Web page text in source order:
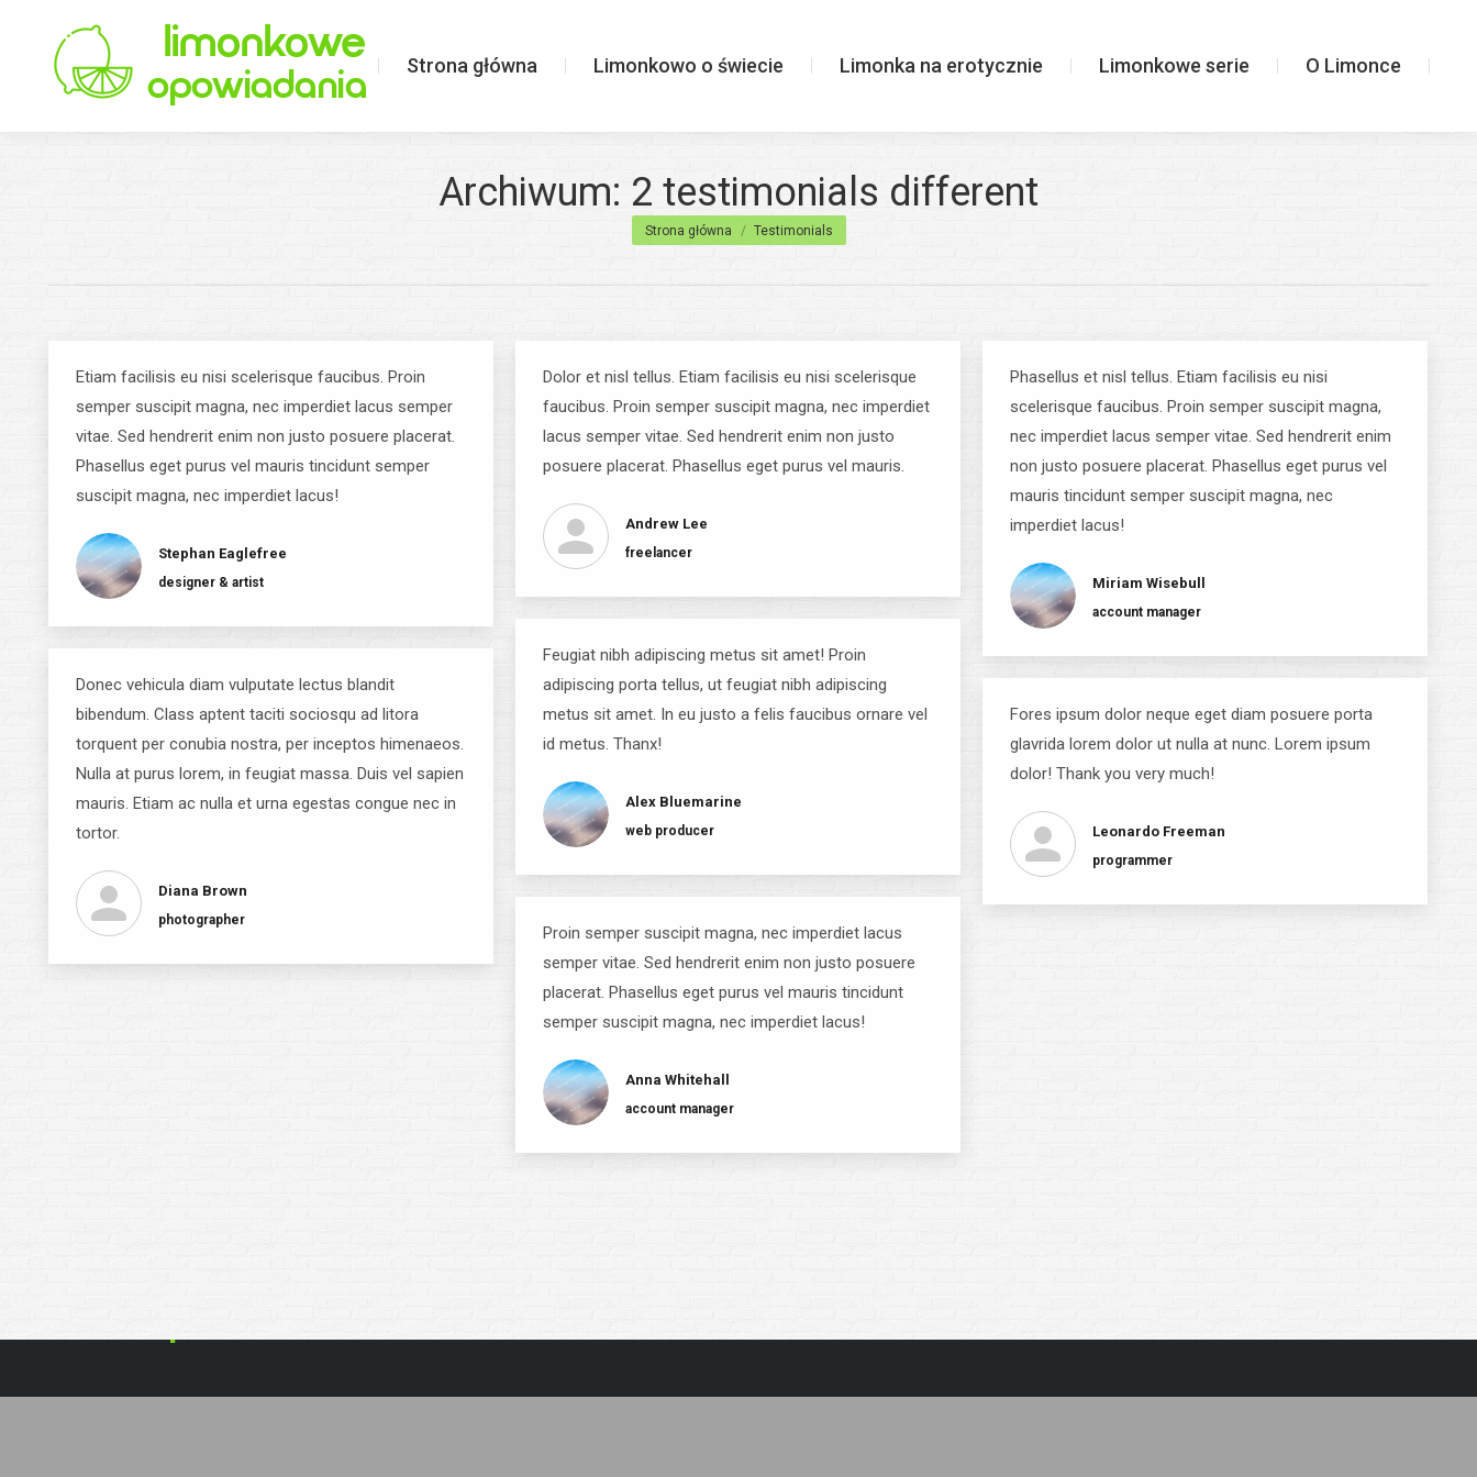
Strona główna Limonkowo o świecie Limonka na erotycznie Limonkowe serie O Limonce
Archiwum: 2 testimonials different
Jesteś tutaj:
Strona główna Testimonials
Etiam facilisis eu nisi scelerisque faucibus. Proin
semper suscipit magna, nec imperdiet lacus semper
vitae. Sed hendrerit enim non justo posuere placerat.
Phasellus eget purus vel mauris tincidunt semper
suscipit magna, nec imperdiet lacus!
Stephan Eaglefree
designer & artist
Dolor et nisl tellus. Etiam facilisis eu nisi scelerisque
faucibus. Proin semper suscipit magna, nec imperdiet
lacus semper vitae. Sed hendrerit enim non justo
posuere placerat. Phasellus eget purus vel mauris.
Andrew Lee
freelancer
Phasellus et nisl tellus. Etiam facilisis eu nisi
scelerisque faucibus. Proin semper suscipit magna,
nec imperdiet lacus semper vitae. Sed hendrerit enim
non justo posuere placerat. Phasellus eget purus vel
mauris tincidunt semper suscipit magna, nec
imperdiet lacus!
Miriam Wisebull
account manager
Feugiat nibh adipiscing metus sit amet! Proin
adipiscing porta tellus, ut feugiat nibh adipiscing
metus sit amet. In eu justo a felis faucibus ornare vel
id metus. Thanx!
Alex Bluemarine
web producer
Donec vehicula diam vulputate lectus blandit
bibendum. Class aptent taciti sociosqu ad litora
torquent per conubia nostra, per inceptos himenaeos.
Nulla at purus lorem, in feugiat massa. Duis vel sapien
mauris. Etiam ac nulla et urna egestas congue nec in
tortor.
Diana Brown
photographer
Fores ipsum dolor neque eget diam posuere porta
glavrida lorem dolor ut nulla at nunc. Lorem ipsum
dolor! Thank you very much!
Leonardo Freeman
programmer
Proin semper suscipit magna, nec imperdiet lacus
semper vitae. Sed hendrerit enim non justo posuere
placerat. Phasellus eget purus vel mauris tincidunt
semper suscipit magna, nec imperdiet lacus!
Anna Whitehall
account manager
Strona główna Limonkowo o świecie